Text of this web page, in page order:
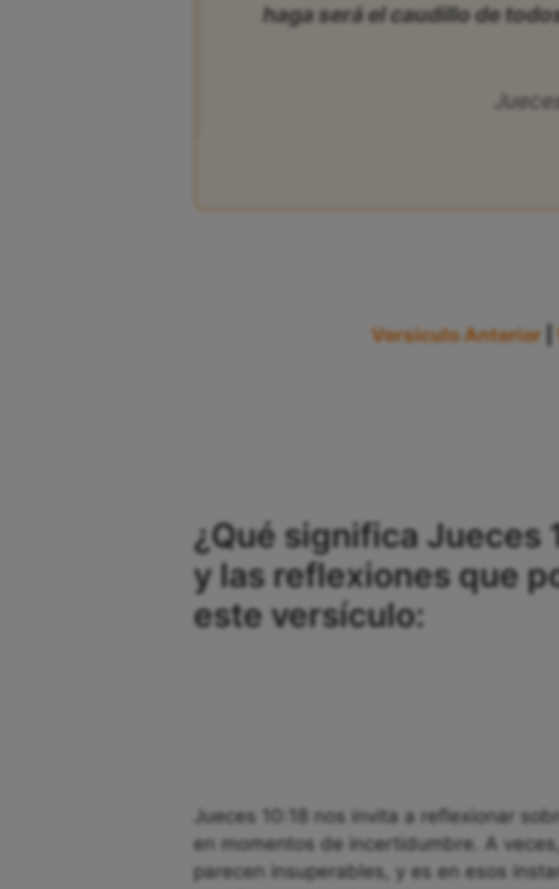
haga será el caudillo de
Versículo Anterior |
¿Qué significa Jueces
y las reflexiones que
este versículo:
Jueces 10:18 nos invita a reflexionar
en momentos de incertidumbre. A
parecen insuperables, y es en esos